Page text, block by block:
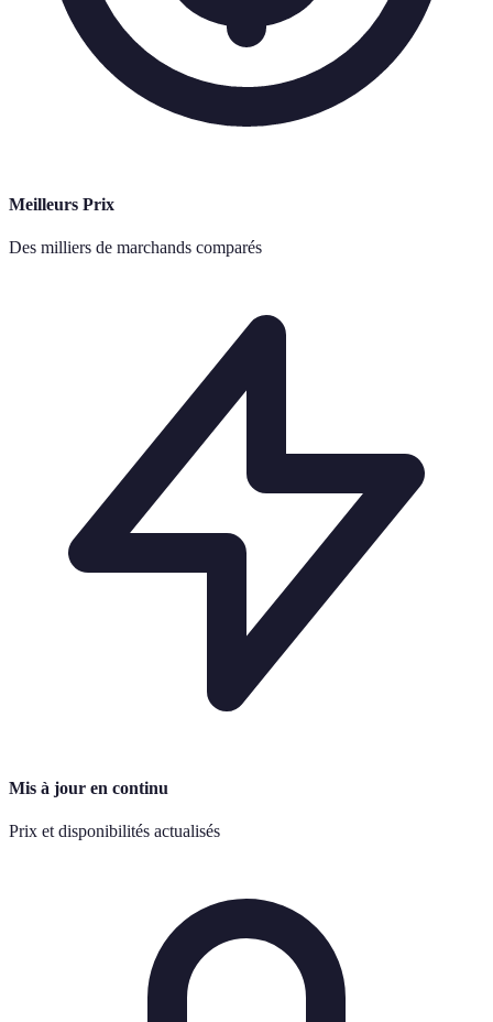
Meilleurs Prix
Des milliers de marchands comparés
Mis à jour en continu
Prix et disponibilités actualisés